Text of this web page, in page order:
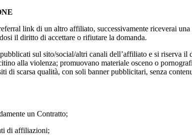
link di un altro affiliato, successivamente riceverai
il diritto di accettare o rifiutare la domanda.
sul sito/social/altri canali dell’affiliato e si riserva
alla violenza; promuovano materiale osceno o
scarsa qualità, con soli banner pubblicitari, senza
un Contratto;
di affiliazioni;